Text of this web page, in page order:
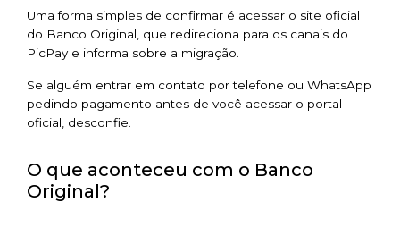
Uma forma simples de confirmar é acessar o site oficial
do Banco Original, que redireciona para os canais do
PicPay e informa sobre a migração.
Se alguém entrar em contato por telefone ou WhatsApp
pedindo pagamento antes de você acessar o portal
oficial, desconfie.
O que aconteceu com o Banco
Original?